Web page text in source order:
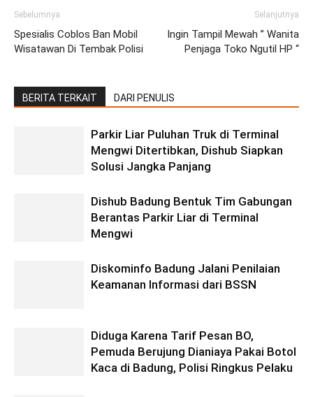
Sebelumnya
Spesialis Coblos Ban Mobil
Wisatawan Di Tembak Polisi
Selanjutnya
Ingin Tampil Mewah ” Wanita
Penjaga Toko Ngutil HP “
BERITA TERKAIT DARI PENULIS
Parkir Liar Puluhan Truk di Terminal
Mengwi Ditertibkan, Dishub Siapkan
Solusi Jangka Panjang
Dishub Badung Bentuk Tim Gabungan
Berantas Parkir Liar di Terminal
Mengwi
Diskominfo Badung Jalani Penilaian
Keamanan Informasi dari BSSN
Diduga Karena Tarif Pesan BO,
Pemuda Berujung Dianiaya Pakai Botol
Kaca di Badung, Polisi Ringkus Pelaku